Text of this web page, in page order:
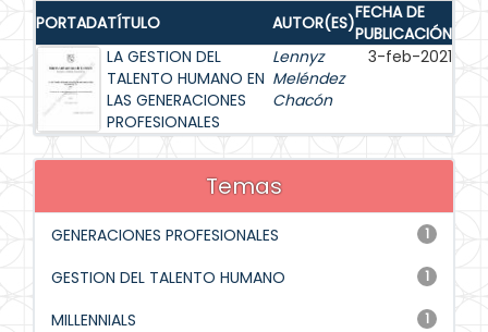
PORTADATÍTULO AUTOR(ES)FECHA DE
PUBLICACIÓN
LA GESTION DEL
TALENTO HUMANO EN
LAS GENERACIONES
PROFESIONALES
Lennyz
Meléndez
Chacón
3-feb-2021
Temas
1
GENERACIONES PROFESIONALES
1
GESTION DEL TALENTO HUMANO
1
MILLENNIALS